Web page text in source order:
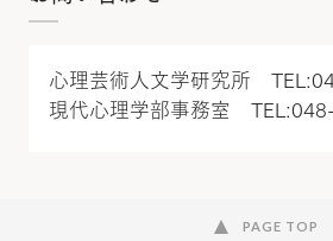
心理芸術人文学研究所
現代心理学部事務室
PAGE TOP